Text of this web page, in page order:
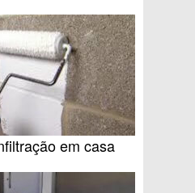
em casa